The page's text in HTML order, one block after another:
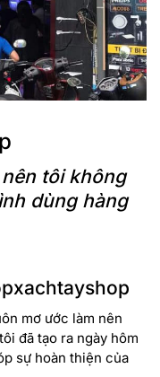
tôi không
dùng hàng
mơ ước làm nên
đã tạo ra ngày hôm
sự hoàn thiện của